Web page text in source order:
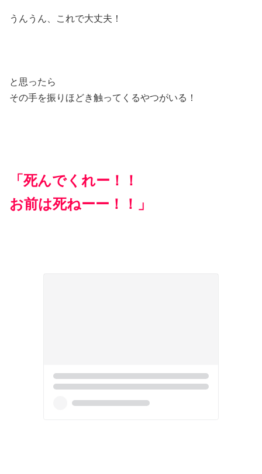
うんうん、これで大丈夫！
と思ったら
その手を振りほどき触ってくるやつがいる！
「死んでくれー！！
お前は死ねーー！！」